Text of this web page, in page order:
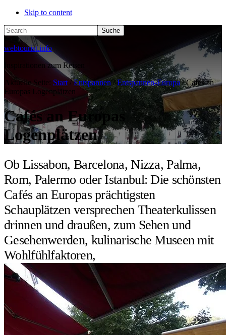
Skip to content
Search
webtourist.info
Inspirationen zum Reisen
Aktuelle Seite: Start / Entspannen / Entspannen-Europa /Cafés an
Europas Logenplätzen
Cafés an Europas
Logenplätzen
Ob Lissabon, Barcelona, Nizza, Palma,
Rom, Palermo oder Istanbul: Die schönsten
Cafés an Europas prächtigsten
Schauplätzen versprechen Theaterkulissen
drinnen und draußen, zum Sehen und
Gesehenwerden, kulinarische Museen mit
Wohlfühlfaktoren,